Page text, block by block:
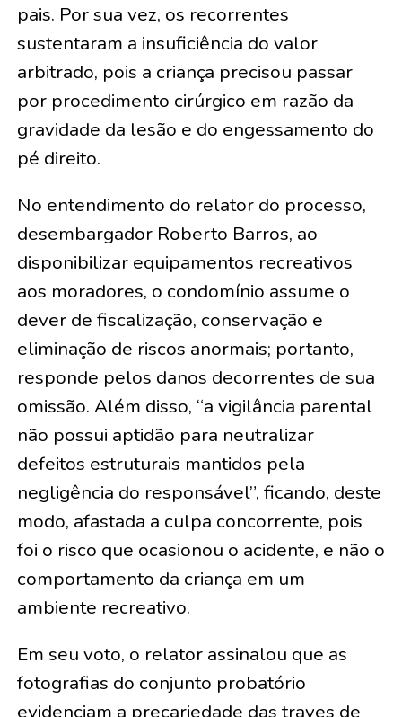
pais. Por sua vez, os recorrentes
sustentaram a insuficiência do valor
arbitrado, pois a criança precisou passar
por procedimento cirúrgico em razão da
gravidade da lesão e do engessamento do
pé direito.
No entendimento do relator do processo,
desembargador Roberto Barros, ao
disponibilizar equipamentos recreativos
aos moradores, o condomínio assume o
dever de fiscalização, conservação e
eliminação de riscos anormais; portanto,
responde pelos danos decorrentes de sua
omissão. Além disso, “a vigilância parental
não possui aptidão para neutralizar
defeitos estruturais mantidos pela
negligência do responsável”, ficando, deste
modo, afastada a culpa concorrente, pois
foi o risco que ocasionou o acidente, e não o
comportamento da criança em um
ambiente recreativo.
Em seu voto, o relator assinalou que as
fotografias do conjunto probatório
evidenciam a precariedade das traves de